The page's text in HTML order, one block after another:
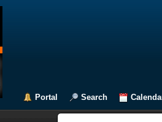
Portal Search